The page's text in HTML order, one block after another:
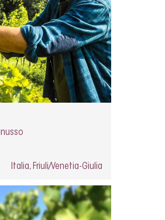
Italia, Friuli/Venetia-Giulia